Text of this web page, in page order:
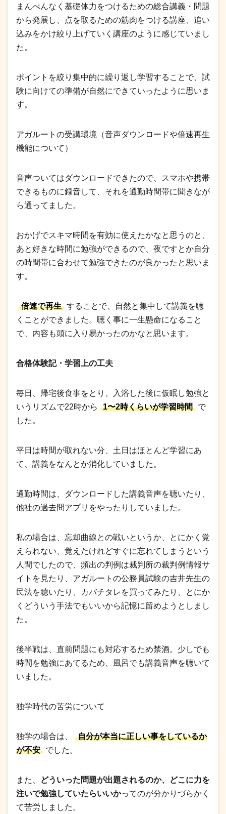
まんべんなく基礎体力をつけるための総合講義・問題
から発展し、点を取るための筋肉をつける講座、追い
込みをかけ絞り上げていく講座のように感じていまし
た。
ポイントを絞り集中的に繰り返し学習することで、試
験に向けての準備が自然にできていったように思いま
す。
アガルートの受講環境（音声ダウンロードや倍速再生
機能について）
音声ついてはダウンロードできたので、スマホや携帯
できるものに録音して、それを通勤時間帯に聞きなが
ら通ってました。
おかげでスキマ時間を有効に使えたかなと思うのと、
あと好きな時間に勉強ができるので、夜ですとか自分
の時間帯に合わせて勉強できたのが良かったと思いま
す。
倍速で再生 することで、自然と集中して講義を聴
くことができました。聴く事に一生懸命になること
で、内容も頭に入り易かったのかなと思います。
合格体験記・学習上の工夫
毎日、帰宅後食事をとり、入浴した後に仮眠し勉強と
いうリズムで22時から
1〜2時くらいが学習時間
で
した。
平日は時間が取れない分、土日はほとんど学習にあ
て、講義をなんとか消化していました。
通勤時間は、ダウンロードした講義音声を聴いたり、
他社の過去問アプリをやったりしていました。
私の場合は、忘却曲線との戦いというか、とにかく覚
えられない、覚えたけれどすぐに忘れてしまうという
人間でしたので、頻出の判例は裁判所の裁判例情報サ
イトを見たり、アガルートの公務員試験の吉井先生の
民法を聴いたり、カバチタレを買ってみたり、とにか
くどういう手法でもいいから記憶に留めようとしまし
た。
後半戦は、直前問題にも対応するため禁酒。少しでも
時間を勉強にあてるため、風呂でも講義音声を聴いて
いました。
独学時代の苦労について
独学の場合は、
自分が本当に正しい事をしているか
が不安
でした。
また、
どういった問題が出題されるのか、どこに力を
注いで勉強していたらいいかってのが分かりづらかく
て苦労しました。